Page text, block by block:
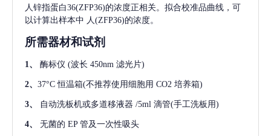
人锌指蛋白36(ZFP36)的浓度正相关。拟合校准品曲线，可
以计算出样本中 人(ZFP36)的浓度。
所需器材和试剂
1、 酶标仪 (波长 450nm 滤光片)
2、 37°C 恒温箱(不推荐使用细胞用 CO2 培养箱)
3、 自动洗板机或多道移液器 /5ml 滴管(手工洗板用)
4、 无菌的 EP 管及一次性吸头